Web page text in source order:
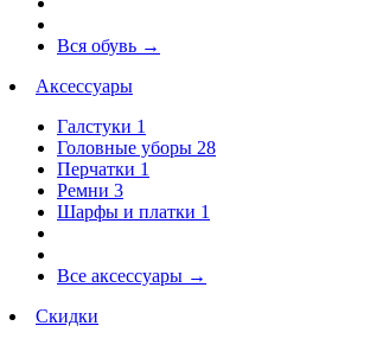
Вся обувь →
Аксессуары
Галстуки 1
Головные уборы 28
Перчатки 1
Ремни 3
Шарфы и платки 1
Все аксессуары →
Скидки